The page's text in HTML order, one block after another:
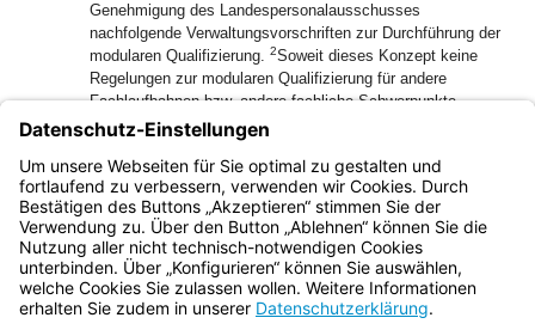
Genehmigung des Landespersonalausschusses
nachfolgende Verwaltungsvorschriften zur Durchführung der
modularen Qualifizierung. 2Soweit dieses Konzept keine
Regelungen zur modularen Qualifizierung für andere
Fachlaufbahnen bzw. andere fachliche Schwerpunkte
enthält, bleibt die modulare Qualifizierung nach
genehmigten Konzepten anderer oberster Dienstbehörden
oder Ernennungsbehörden unbenommen (§ 2 Abs. 2 Satz 3
ModQV).
Bayern.de
BayernPortal